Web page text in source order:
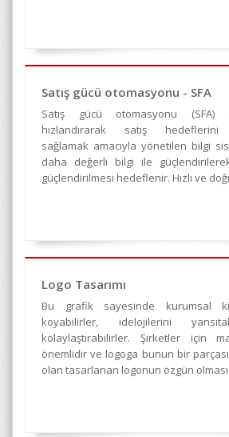
Satış gücü otomasyonu - SFA
Satış gücü otomasyonu (SFA)
hızlandırarak satış hedeflerini
sağlamak amacıyla yönetilen bilgi
daha değerli bilgi ile
güçlendirilmesi hedeflenir. Hızlı ve
Logo Tasarımı
Bu grafik sayesinde kurumsal
koyabilirler, idelojilerini
kolaylaştırabilirler. Şirketler için
önemlidir ve logoga bunun bir
olan tasarlanan logonun özgün